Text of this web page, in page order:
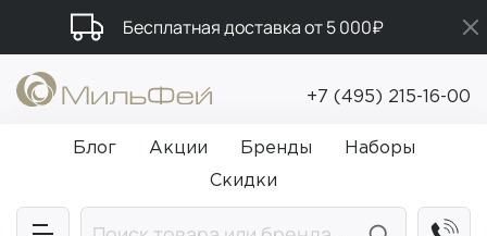
Бесплатная доставка от 5 000₽
Подарки в каждый заказ от 5 000₽
Промокод ПРИВЕТ
+7 (495) 215-16-00
Блог Акции Бренды
Наборы
Скидки